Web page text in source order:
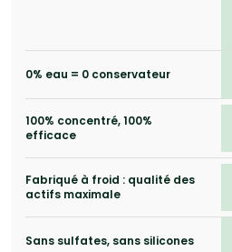
0% eau = 0 conservateur
100% concentré, 100%
efficace
Fabriqué à froid : qualité des
actifs maximale
Sans sulfates, sans silicones